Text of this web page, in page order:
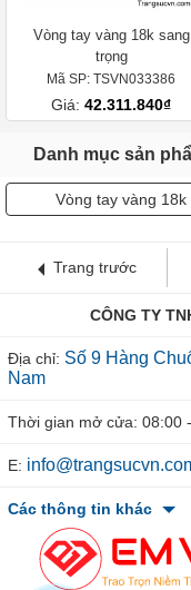
Vòng tay vàng 18k sang
trọng
Mã SP: TSVN033386
Giá: 42.311.840₫
Danh mục sản
Vòng tay vàng 18k
Trang trước
CÔNG TY
Địa chỉ: Số 9 Hàng
Nam
Thời gian mở cửa: 08:00
E:
Các thông tin khác